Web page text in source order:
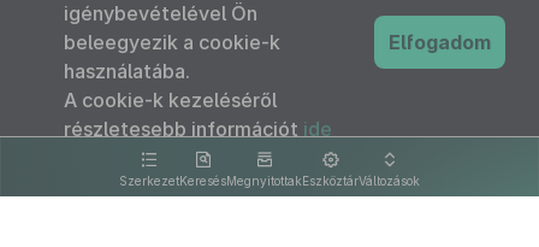
SzerkezetKeresésMegnyitottakEszköztárVáltozások
igénybevételével Ön
beleegyezik a cookie-k
használatába.
A cookie-k kezeléséről
részletesebb információt ide
kattintva olvashat.
Elfogadom